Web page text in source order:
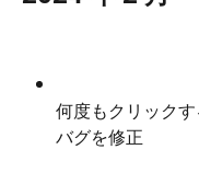
何度もクリック
バグを修正